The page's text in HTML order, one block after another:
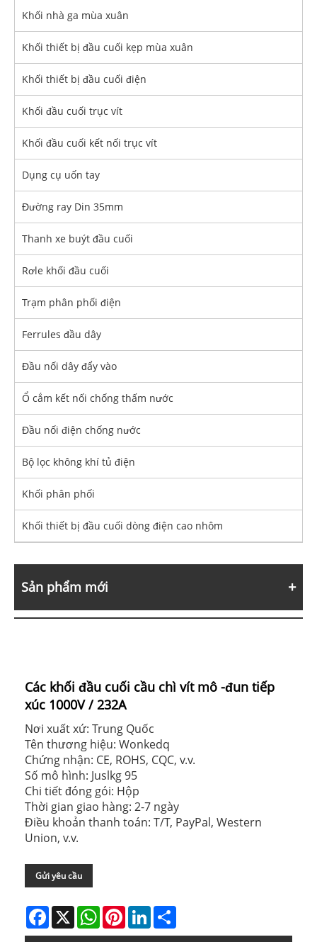
Khối nhà ga mùa xuân
Khối thiết bị đầu cuối kẹp mùa xuân
Khối thiết bị đầu cuối điện
Khối đầu cuối trục vít
Khối đầu cuối kết nối trục vít
Dụng cụ uốn tay
Đường ray Din 35mm
Thanh xe buýt đầu cuối
Rơle khối đầu cuối
Trạm phân phối điện
Ferrules đầu dây
Đầu nối dây đẩy vào
Ổ cắm kết nối chống thấm nước
Đầu nối điện chống nước
Bộ lọc không khí tủ điện
Khối phân phối
Khối thiết bị đầu cuối dòng điện cao nhôm
Sản phẩm mới
Các khối đầu cuối cầu chì vít mô -đun tiếp
xúc 1000V / 232A
Nơi xuất xứ: Trung Quốc
Tên thương hiệu: Wonkedq
Chứng nhận: CE, ROHS, CQC, v.v.
Số mô hình: Juslkg 95
Chi tiết đóng gói: Hộp
Thời gian giao hàng: 2-7 ngày
Điều khoản thanh toán: T/T, PayPal, Western
Union, v.v.
Gửi yêu cầu
Facebook
X WhatsAppPinterestLinkedIn